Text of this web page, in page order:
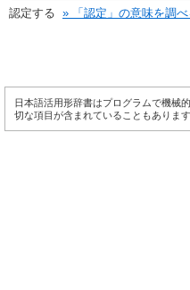
認定する » 「認定」の意味を調べ
日本語活用形辞書はプログラムで機械
切な項目が含まれていることもありま